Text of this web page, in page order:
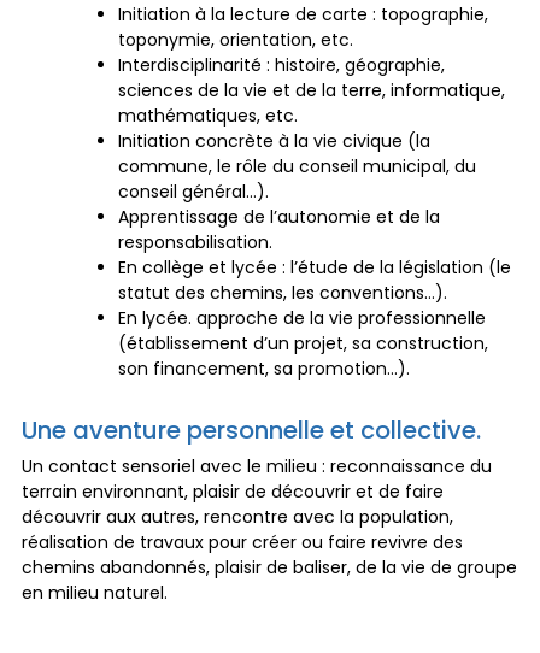
Initiation à la lecture de carte : topographie,
toponymie, orientation, etc.
Interdisciplinarité : histoire, géographie,
sciences de la vie et de la terre, informatique,
mathématiques, etc.
Initiation concrète à la vie civique (la
commune, le rôle du conseil municipal, du
conseil général…).
Apprentissage de l’autonomie et de la
responsabilisation.
En collège et lycée : l’étude de la législation (le
statut des chemins, les conventions…).
En lycée. approche de la vie professionnelle
(établissement d’un projet, sa construction,
son financement, sa promotion…).
Une aventure personnelle et collective.
Un contact sensoriel avec le milieu : reconnaissance du
terrain environnant, plaisir de découvrir et de faire
découvrir aux autres, rencontre avec la population,
réalisation de travaux pour créer ou faire revivre des
chemins abandonnés, plaisir de baliser, de la vie de groupe
en milieu naturel.